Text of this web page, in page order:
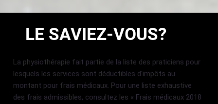
LE SAVIEZ-VOUS?
La physiothérapie fait partie de la liste des praticiens pour
lesquels les services sont déductibles d'impôts au
montant pour frais médicaux. Pour une liste exhaustive
des frais admissibles, consultez les « Frais médicaux 2018